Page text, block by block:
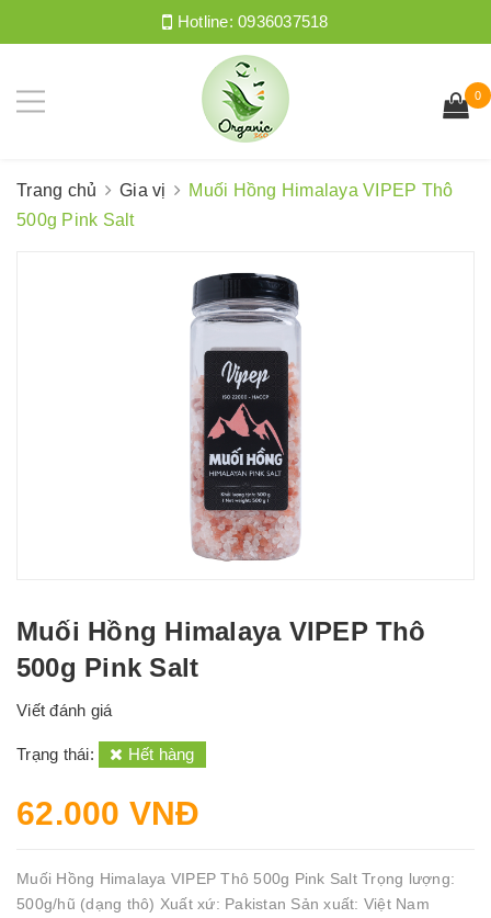
Hotline:0936037518
0
Trang chủ Gia vị
Muối Hồng Himalaya VIPEP Thô
500g Pink Salt
Muối Hồng Himalaya VIPEP Thô
500g Pink Salt
Viết đánh giá
Trạng thái: Hết hàng
62.000 VNĐ
Muối Hồng Himalaya VIPEP Thô 500g Pink Salt Trọng lượng:
500g/hũ (dạng thô) Xuất xứ: Pakistan Sản xuất: Việt Nam